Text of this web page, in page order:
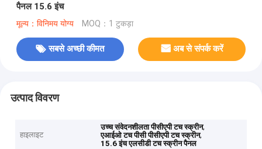
पैनल 15.6 इंच
मूल्य：विनिमय योग्य MOQ：1 टुकड़ा
सबसे अच्छी कीमत अब से संपर्क करें
उत्पाद विवरण
हाइलाइट
उच्च संवेदनशीलता पीसीएपी टच स्क्रीन,
एआईओ टच पीसी पीसीएपी टच स्क्रीन,
15.6 इंच एलसीडी टच स्क्रीन पैनल